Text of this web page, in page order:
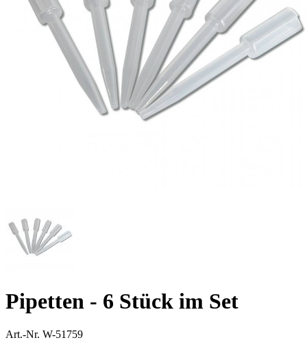
Pipetten - 6 Stück im Set
Art.-Nr. W-51759